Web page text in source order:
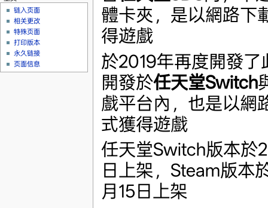
體卡夾，是以網路下
得遊戲
於2019年再度開發了
開發於任天堂Switch
戲平台內，也是以網
式獲得遊戲
任天堂Switch版本於
日上架，Steam版本
月15日上架
链入页面
相关更改
特殊页面
打印版本
永久链接
页面信息